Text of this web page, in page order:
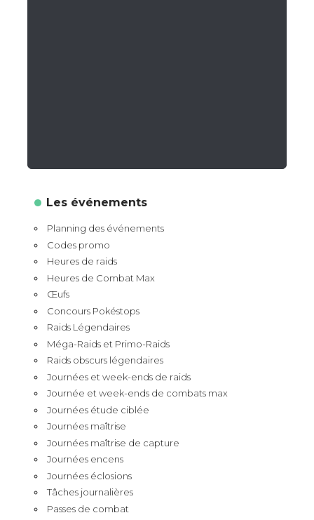
Les événements
Planning des événements
Codes promo
Heures de raids
Heures de Combat Max
Œufs
Concours Pokéstops
Raids Légendaires
Méga-Raids et Primo-Raids
Raids obscurs légendaires
Journées et week-ends de raids
Journée et week-ends de combats max
Journées étude ciblée
Journées maîtrise
Journées maîtrise de capture
Journées encens
Journées éclosions
Tâches journalières
Passes de combat